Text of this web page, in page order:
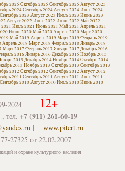
2025 Октябрь 2025 Сентябрь 2025 Август 2025
2024Сентябрь 2024Август 2024Июль 2024
Сентябрь 2023 Август 2023 Июль 2023 Июнь 2023
Август 2022 Июль 2022 Июнь 2022 Май 2022
Июль 2021 Июнь 2021 Май 2021 Апрель 2021
Июнь 2020Май 2020Апрель 2020Март 2020
Май 2019 Апрель 2019 Март 2019 Февраль 2019
Апрель 2018 Март 2018 Февраль 2018 Январь 2018
Март 2017 Февраль 2017 Январь 2017 Декабрь 2016
2016 Январь 2016 Декабрь 2015 Ноябрь 2015
2015 Декабрь 2014Ноябрь 2014Октябрь 2014
2013 Ноябрь 2013 Октябрь 2013 Сентябрь 2013
2012 Октябрь 2012 Сентябрь 2012 Август 2012
2011 Сентябрь 2011 Август 2011 Июль 2011
Сентябрь 2010Август 2010Июль 2010Июнь 2010
2024 12+
тел. +7 (911) 261-60-19
| www.pitert.ru
27325 от 22.02.2007
и охране культурного наследия